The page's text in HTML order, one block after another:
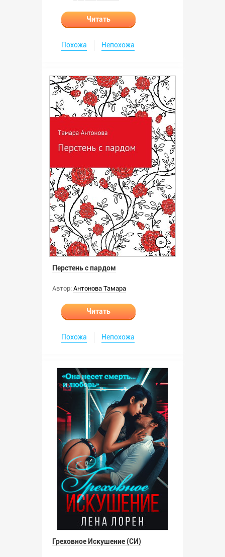
Читать
Похожа Непохожа
Перстень с пардом
Автор: Антонова Тамара
Читать
Похожа Непохожа
Греховное Искушение (СИ)